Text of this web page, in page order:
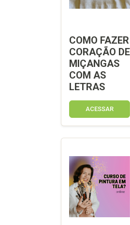
COMO FAZER
CORAÇÃO DE
MIÇANGAS
COM AS
LETRAS
ACESSAR